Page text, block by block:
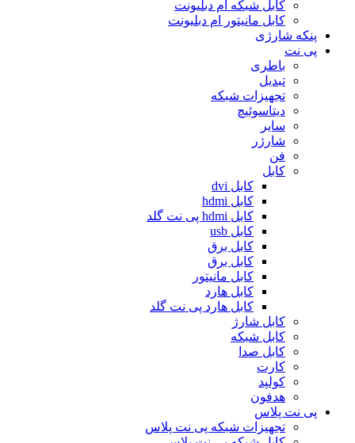
کابل شبکه ام دبلیونت
کابل مانیتور ام دبلیونت
پنکه شارژی
پی نت
باطری
تبدیل
تجهیزات شبکه
دیتاسوئیچ
سایر
شارژر
فن
کابل
کابل dvi
کابل hdmi
کابل hdmi پی نت گلد
کابل usb
کابل برق
کابل برق
کابل مانیتور
کابل هارد
کابل هارد پی نت گلد
کابل شارژ
کابل شبکه
کابل صدا
کارت
کولپد
هدفون
پی نت پلاس
تجهیزات شبکه پی نت پلاس